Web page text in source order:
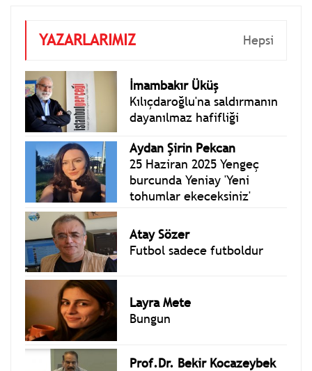
YAZARLARIMIZ Hepsi
İmambakır Üküş
Kılıçdaroğlu'na saldırmanın
dayanılmaz hafifliği
Aydan Şirin Pekcan
25 Haziran 2025 Yengeç
burcunda Yeniay 'Yeni
tohumlar ekeceksiniz'
Atay Sözer
Futbol sadece futboldur
Layra Mete
Bungun
Prof.Dr. Bekir Kocazeybek